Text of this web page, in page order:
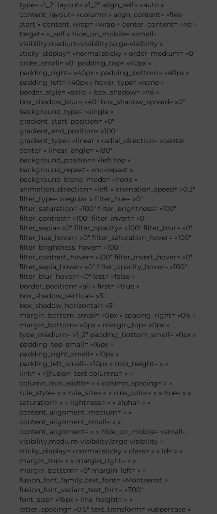
type= »1_2″ layout= »1_2″ align_self= »auto »
content_layout= »column » align_content= »flex-
start » content_wrap= »wrap » center_content= »no »
target= »_self » hide_on_mobile= »small-
visibility,medium-visibility,large-visibility »
sticky_display= »normal,sticky » order_medium= »0″
order_small= »0″ padding_top= »40px »
padding_right= »40px » padding_bottom= »40px »
padding_left= »40px » hover_type= »none »
border_style= »solid » box_shadow= »no »
box_shadow_blur= »40″ box_shadow_spread= »0″
background_type= »single »
gradient_start_position= »0″
gradient_end_position= »100″
gradient_type= »linear » radial_direction= »center
center » linear_angle= »180″
background_position= »left top »
background_repeat= »no-repeat »
background_blend_mode= »none »
animation_direction= »left » animation_speed= »0.3″
filter_type= »regular » filter_hue= »0″
filter_saturation= »100″ filter_brightness= »100″
filter_contrast= »100″ filter_invert= »0″
filter_sepia= »0″ filter_opacity= »100″ filter_blur= »0″
filter_hue_hover= »0″ filter_saturation_hover= »100″
filter_brightness_hover= »100″
filter_contrast_hover= »100″ filter_invert_hover= »0″
filter_sepia_hover= »0″ filter_opacity_hover= »100″
filter_blur_hover= »0″ last= »false »
border_position= »all » first= »true »
box_shadow_vertical= »5″
box_shadow_horizontal= »5″
margin_bottom_small= »0px » spacing_right= »0% »
margin_bottom= »0px » margin_top= »0px »
type_medium= »1_2″ padding_bottom_small= »0px »
padding_top_small= »16px »
padding_right_small= »10px »
padding_left_small= »10px » min_height= » »
link= » »][fusion_text columns= » »
column_min_width= » » column_spacing= » »
rule_style= » » rule_size= » » rule_color= » » hue= » »
saturation= » » lightness= » » alpha= » »
content_alignment_medium= » »
content_alignment_small= » »
content_alignment= » » hide_on_mobile= »small-
visibility,medium-visibility,large-visibility »
sticky_display= »normal,sticky » class= » » id= » »
margin_top= » » margin_right= » »
margin_bottom= »0″ margin_left= » »
fusion_font_family_text_font= »Montserrat »
fusion_font_variant_text_font= »700″
font_size= »16px » line_height= » »
letter_spacing= »0.5″ text_transform= »uppercase »